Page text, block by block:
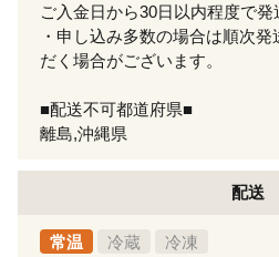
ご入金日から30日以内程度で発
・申し込み多数の場合は順次
だく場合がございます。
■配送不可都道府県■
離島,沖縄県
配送
常温 冷蔵 冷凍